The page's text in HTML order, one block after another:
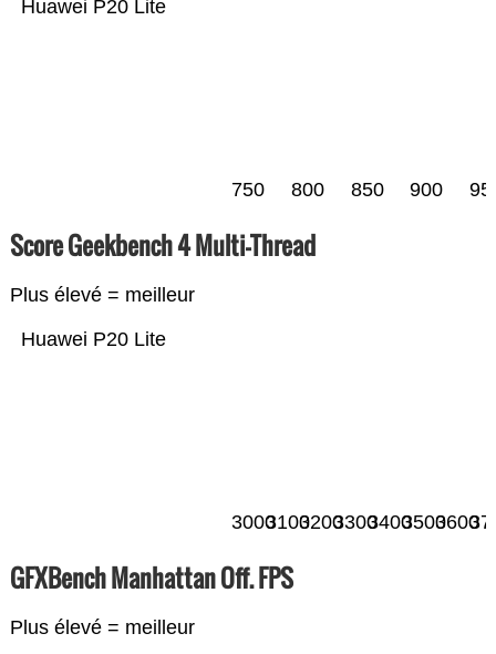
Huawei P20 Lite
750 800 850 900
Score Geekbench 4 Multi-Thread
Plus élevé = meilleur
Huawei P20 Lite
3000310032003300340035003600
GFXBench Manhattan Off. FPS
Plus élevé = meilleur